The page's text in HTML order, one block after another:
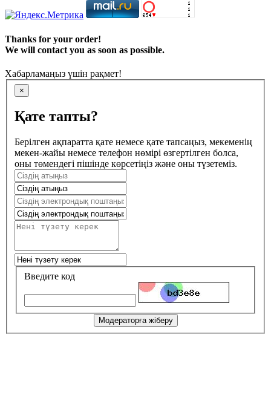
Thanks for your order!
We will contact you as soon as possible.
Хабарламаңыз үшін рақмет!
×
Қате тапты?
Берілген ақпаратта қате немесе қате тапсаңыз, мекеменің
мекен-жайы немесе телефон нөмірі өзгертілген болса,
оны төмендегі пішінде көрсетіңіз және оны түзетеміз.
Введите код
Модераторға жіберу